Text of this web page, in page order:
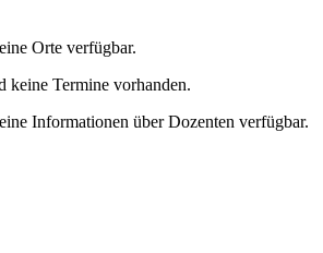
Orte verfügbar.
keine Termine vorhanden.
Informationen über Dozenten verfügbar.